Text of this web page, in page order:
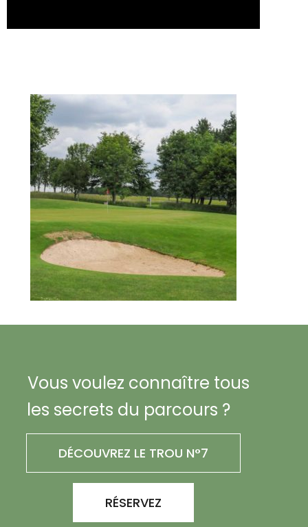
Vous voulez connaître tous
les secrets du parcours ?
DÉCOUVREZ LE TROU N°7
RÉSERVEZ